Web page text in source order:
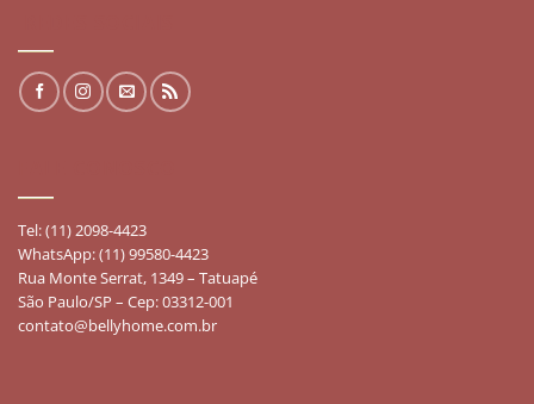
Tel: (11) 2098-4423
WhatsApp: (11) 99580-4423
Rua Monte Serrat, 1349 – Tatuapé
São Paulo/SP – Cep: 03312-001
contato@bellyhome.com.br